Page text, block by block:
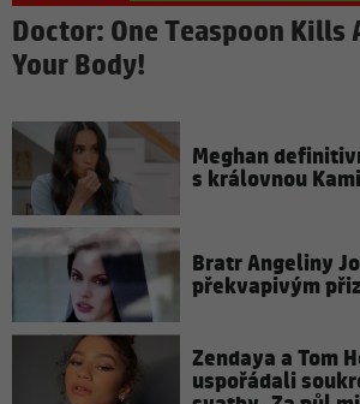
Doctor: One Teaspoon Kills
Your Body!
Meghan
s královnou
Bratr Angeliny
překvapivým
Zendaya a Tom
uspořádali